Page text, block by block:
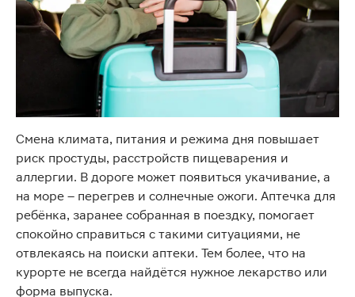
Смена климата, питания и режима дня повышает
риск простуды, расстройств пищеварения и
аллергии. В дороге может появиться укачивание, а
на море – перегрев и солнечные ожоги. Аптечка для
ребёнка, заранее собранная в поездку, помогает
спокойно справиться с такими ситуациями, не
отвлекаясь на поиски аптеки. Тем более, что на
курорте не всегда найдётся нужное лекарство или
форма выпуска.